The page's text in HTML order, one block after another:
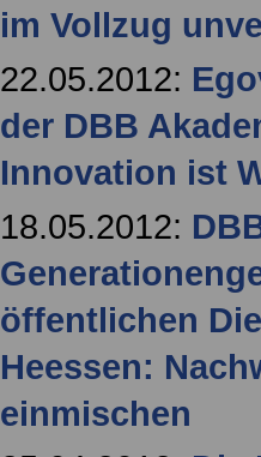
im Vollzug
22.05.2012:
der DBB
Innovation ist
18.05.2012:
öffentlichen
Heessen:
einmischen